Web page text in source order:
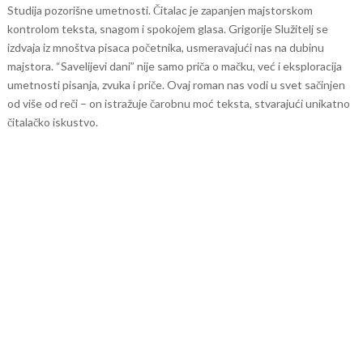
Studija pozorišne umetnosti. Čitalac je zapanjen majstorskom
kontrolom teksta, snagom i spokojem glasa. Grigorije Služitelj se
izdvaja iz mnoštva pisaca početnika, usmeravajući nas na dubinu
majstora. “Savelijevi dani” nije samo priča o mačku, već i eksploracija
umetnosti pisanja, zvuka i priče. Ovaj roman nas vodi u svet sačinjen
od više od reči – on istražuje čarobnu moć teksta, stvarajući unikatno
čitalačko iskustvo.